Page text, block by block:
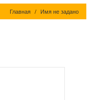
Главная Имя не задано